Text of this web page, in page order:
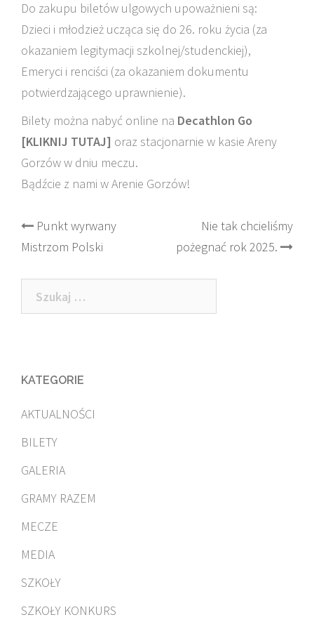
Do zakupu biletów ulgowych upoważnieni są:
Dzieci i młodzież ucząca się do 26. roku życia (za
okazaniem legitymacji szkolnej/studenckiej),
Emeryci i renciści (za okazaniem dokumentu
potwierdzającego uprawnienie).
Bilety można nabyć online na Decathlon Go
[KLIKNIJ TUTAJ] oraz stacjonarnie w kasie Areny
Gorzów w dniu meczu.
Bądźcie z nami w Arenie Gorzów!
Post
navigation
Punkt wyrwany
Mistrzom Polski
Nie tak chcieliśmy
pożegnać rok 2025.
Szukaj:
KATEGORIE
AKTUALNOŚCI
BILETY
GALERIA
GRAMY RAZEM
MECZE
MEDIA
SZKOŁY
SZKOŁY KONKURS